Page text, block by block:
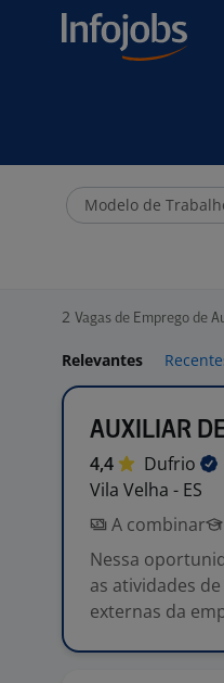
Modelo de
2 Vagas de Emprego de
Relevantes
AUXILIAR
4,4
Dufrio
Vila Velha - ES
A combinar
Nessa
as atividades
externas da